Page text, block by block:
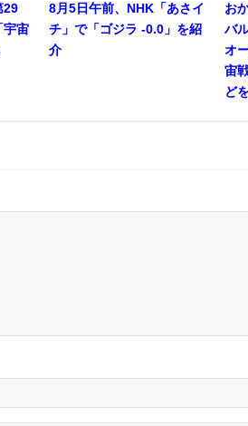
29
宇宙
8月5日午前、NHK「あさイ
チ」で「ゴジラ -0.0」を紹
介
お
バ
オ
宙
ど